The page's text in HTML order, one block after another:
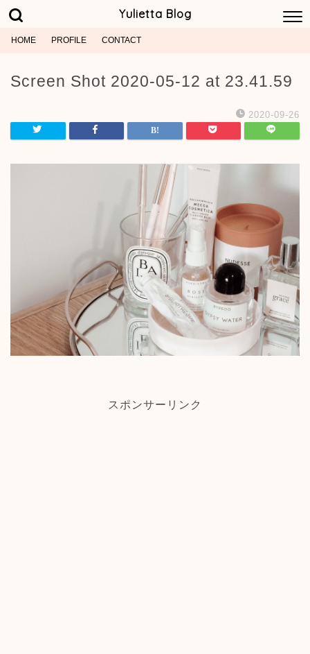
Yulietta Blog
HOME PROFILE CONTACT
Screen Shot 2020-05-12 at 23.41.59
2020-09-26
スポンサーリンク